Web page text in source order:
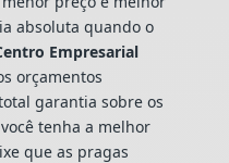
absoluta quando o
Empresarial
orçamentos
garantia sobre os
tenha a melhor
que as pragas